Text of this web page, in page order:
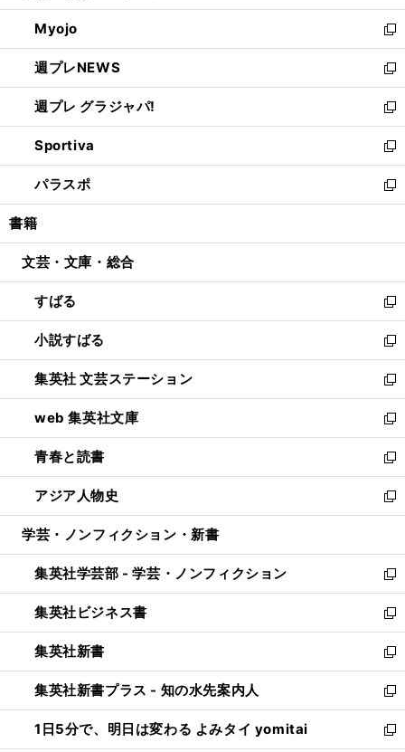
開
く
ウ
で
開
く
ン
ド
ウ
で
開
く
ウ
ィ
ン
ド
ウ
で
開
く
Myojo
新
し
い
ウ
ィ
ン
ド
ウ
で
開
週プレNEWS
新
し
い
ウ
ィ
ン
ド
ウ
開
週プレ グラジャパ!
新
し
い
ウ
ィ
ン
ウ
開
く
Sportiva
新
し
い
ウ
ン
ウ
で
開
く
パラスポ
新
し
ウ
ン
ド
ウ
で
開
く
書籍
文芸・文庫・総合
すばる
新
し
い
ウ
ィ
ン
ド
ウ
で
開
く
小説すばる
新
し
い
ウ
ィ
ン
ド
ウ
で
開
集英社 文芸ステーション
新
し
い
ウ
ィ
ン
ド
ウ
開
く
web 集英社文庫
新
し
い
ウ
ィ
ン
ウ
で
開
く
青春と読書
新
し
い
ウ
ン
ド
ウ
で
開
く
アジア人物史
新
し
ウ
ィ
ン
ド
ウ
で
開
く
学芸・ノンフィクション・新書
集英社学芸部 - 学芸・ノンフィクション
新
し
い
ウ
ィ
ン
ド
ウ
で
開
集英社ビジネス書
新
し
い
ウ
ィ
ン
ド
集英社新書
新
し
い
ウ
ィ
集英社新書プラス - 知の水先案内人
新
し
い
1日5分で、明日は変わる よみタイ yomitai
新